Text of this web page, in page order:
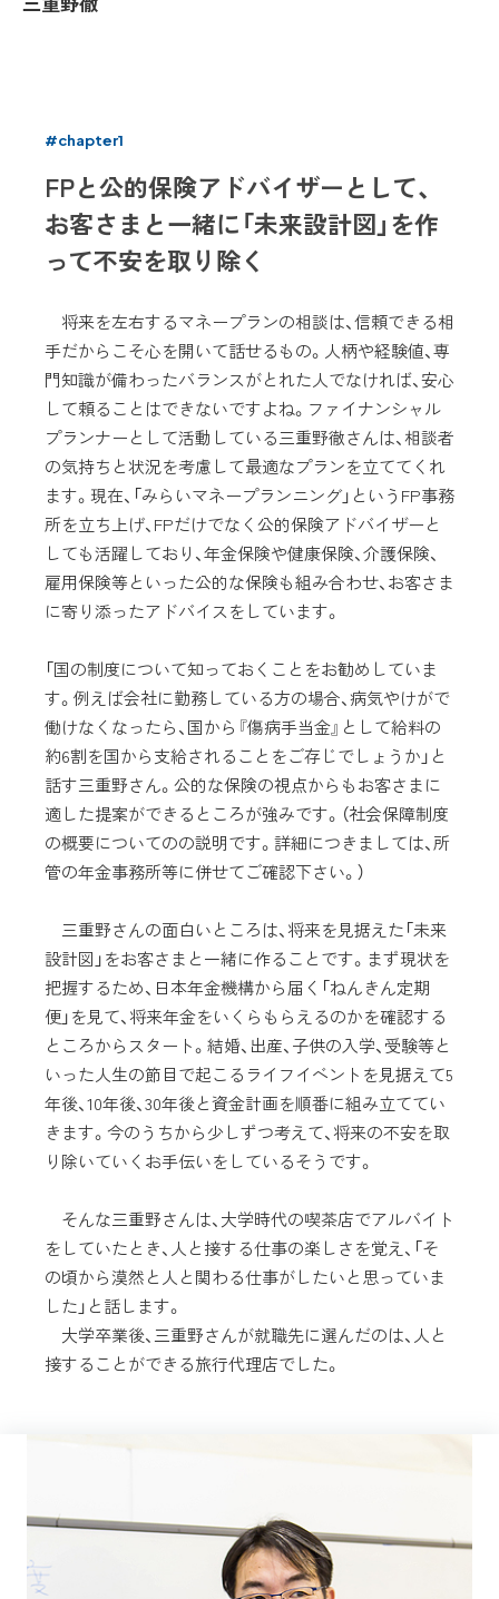
#chapter1
FPと公的保険アドバイザーとして、
お客さまと一緒に「未来設計図」を作
って不安を取り除く
将来を左右するマネープランの相談は、信頼できる相
手だからこそ心を開いて話せるもの。人柄や経験値、専
門知識が備わったバランスがとれた人でなければ、安心
して頼ることはできないですよね。ファイナンシャル
プランナーとして活動している三重野徹さんは、相談者
の気持ちと状況を考慮して最適なプランを立ててくれ
ます。現在、「みらいマネープランニング」というFP事務
所を立ち上げ、FPだけでなく公的保険アドバイザーと
しても活躍しており、年金保険や健康保険、介護保険、
雇用保険等といった公的な保険も組み合わせ、お客さま
に寄り添ったアドバイスをしています。
「国の制度について知っておくことをお勧めしていま
す。例えば会社に勤務している方の場合、病気やけがで
働けなくなったら、国から『傷病手当金』として給料の
約6割を国から支給されることをご存じでしょうか」と
話す三重野さん。公的な保険の視点からもお客さまに
適した提案ができるところが強みです。（社会保障制度
の概要についてのの説明です。詳細につきましては、所
管の年金事務所等に併せてご確認下さい。）
三重野さんの面白いところは、将来を見据えた「未来
設計図」をお客さまと一緒に作ることです。まず現状を
把握するため、日本年金機構から届く「ねんきん定期
便」を見て、将来年金をいくらもらえるのかを確認する
ところからスタート。結婚、出産、子供の入学、受験等と
いった人生の節目で起こるライフイベントを見据えて5
年後、10年後、30年後と資金計画を順番に組み立ててい
きます。今のうちから少しずつ考えて、将来の不安を取
り除いていくお手伝いをしているそうです。
そんな三重野さんは、大学時代の喫茶店でアルバイト
をしていたとき、人と接する仕事の楽しさを覚え、「そ
の頃から漠然と人と関わる仕事がしたいと思っていま
した」と話します。
大学卒業後、三重野さんが就職先に選んだのは、人と
接することができる旅行代理店でした。